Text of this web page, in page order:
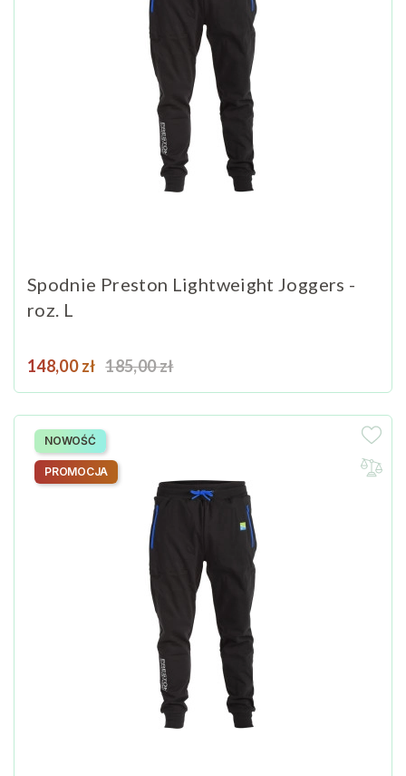
Spodnie Preston Lightweight Joggers -
roz. L
Cena
148,00 zł Cena podstawowa
185,00 zł
NOWOŚĆ
PROMOCJA